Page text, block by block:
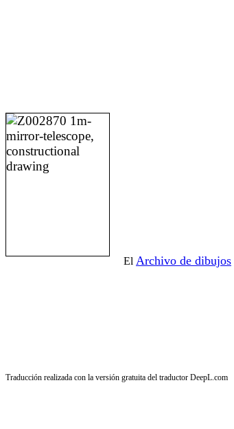
El Archivo de dibujos
Traducción realizada con la versión gratuita del traductor DeepL.com